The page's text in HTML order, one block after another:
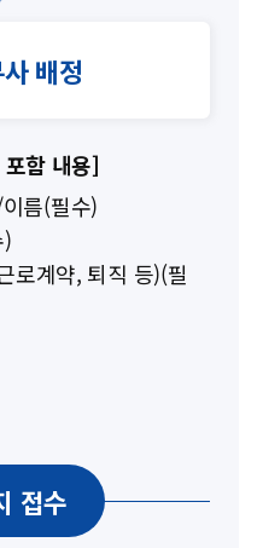
배정
함 내용]
름(필수)
계약, 퇴직 등)(필
접수